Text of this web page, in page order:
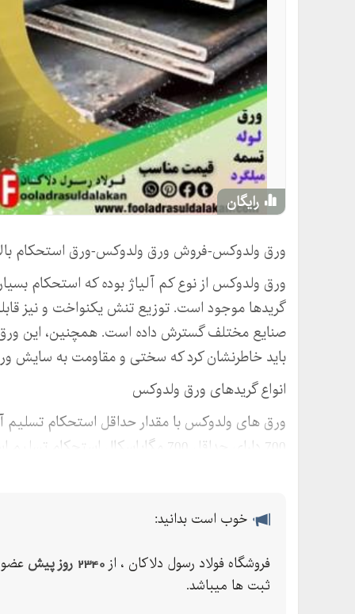
رایگان
ورق ولدوکس-فروش ورق ولدوکس-ورق استحکام بالا ولدوکس 700
گریدها موجود است. توزیع تنش یکنواخت و نیز
صنایع مختلف گسترش داده است. همچنین، این
باید خاطرنشان کرد که سختی و مقاومت به
انواع گریدهای ورق ولدوکس
ورق های ولدوکس با مقدار حداقل استحکام تسلیم
700 دارای حداقل 700 مگاپاسکال
ورق های ولدوکس است. و این امر، استحکام فوق
ولدوکس عبارت اند از:
ولدوکس 900
ولدوکس 960
خوب است بدانید:
فروشگاه فولاد رسول دلاکان ، از 2340 روز پیش
ثبت ها میباشد.